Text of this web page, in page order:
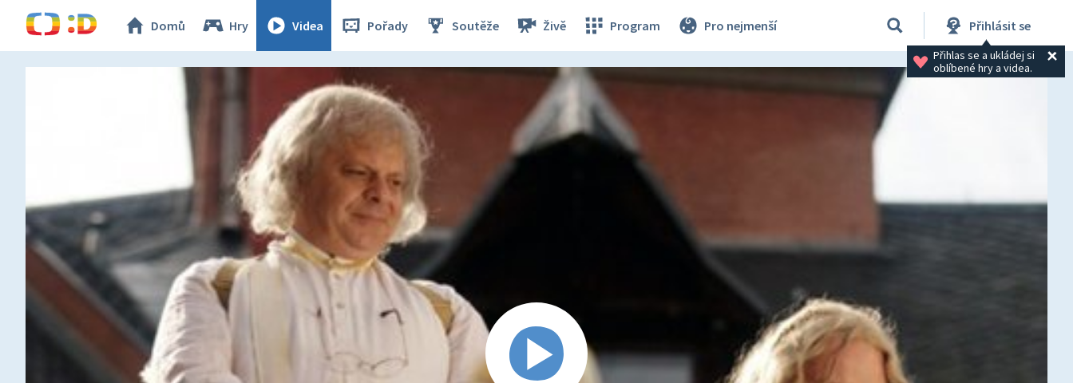
Domů Hry Videa Pořady Soutěže Živě Program Pro nejmenší Přihlásit se
Přihlas se a ukládej si
oblíbené hry a videa.